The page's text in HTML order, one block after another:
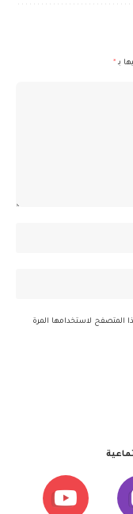
بـ *
المتصفح لاستخدامها المرة